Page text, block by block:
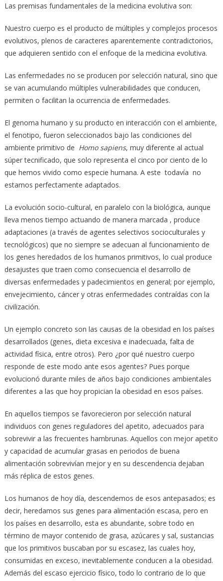
Las premisas fundamentales de la medicina evolutiva son:
Nuestro cuerpo es el producto de múltiples y complejos procesos
evolutivos, plenos de caracteres aparentemente contradictorios,
que adquieren sentido con el enfoque de la medicina evolutiva.
Las enfermedades no se producen por selección natural, sino que
se van acumulando múltiples vulnerabilidades que conducen,
permiten o facilitan la ocurrencia de enfermedades.
El genoma humano y su producto en interacción con el ambiente,
el fenotipo, fueron seleccionados bajo las condiciones del
ambiente primitivo de Homo sapiens, muy diferente al actual
súper tecnificado, que solo representa el cinco por ciento de lo
que hemos vivido como especie humana. A este todavía no
estamos perfectamente adaptados.
La evolución socio-cultural, en paralelo con la biológica, aunque
lleva menos tiempo actuando de manera marcada , produce
adaptaciones (a través de agentes selectivos socioculturales y
tecnológicos) que no siempre se adecuan al funcionamiento de
los genes heredados de los humanos primitivos, lo cual produce
desajustes que traen como consecuencia el desarrollo de
diversas enfermedades y padecimientos en general; por ejemplo,
envejecimiento, cáncer y otras enfermedades contraídas con la
civilización.
Un ejemplo concreto son las causas de la obesidad en los países
desarrollados (genes, dieta excesiva e inadecuada, falta de
actividad física, entre otros). Pero ¿por qué nuestro cuerpo
responde de este modo ante esos agentes? Pues porque
evolucionó durante miles de años bajo condiciones ambientales
diferentes a las que hoy propician la obesidad en esos países.
En aquellos tiempos se favorecieron por selección natural
individuos con genes reguladores del apetito, adecuados para
sobrevivir a las frecuentes hambrunas. Aquellos con mejor apetito
y capacidad de acumular grasas en periodos de buena
alimentación sobrevivían mejor y en su descendencia dejaban
más réplica de estos genes.
Los humanos de hoy día, descendemos de esos antepasados; es
decir, heredamos sus genes para alimentación escasa, pero en
los países en desarrollo, esta es abundante, sobre todo en
término de mayor contenido de grasa, azúcares y sal, sustancias
que los primitivos buscaban por su escasez, las cuales hoy,
consumidas en exceso, inevitablemente conducen a la obesidad.
Además del escaso ejercicio físico, todo lo contrario de lo que